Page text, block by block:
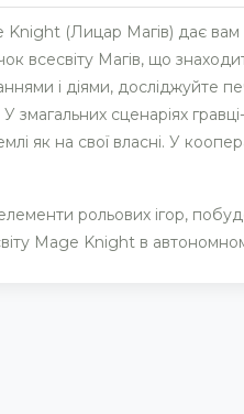
Knight (Лицар Магів) дає вам
всесвіту Магів, що
і діями, досліджуйте
змагальних сценаріях
як на свої власні. У
рольових ігор,
Mage Knight в